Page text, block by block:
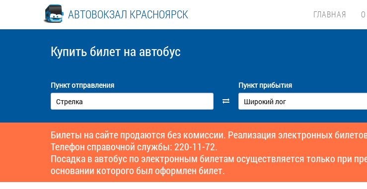
АВТОВОКЗАЛ КРАСНОЯРСК ГЛАВНАЯ
Купить билет на автобус
Пункт отправления Пункт прибытия
Билеты на сайте продаются без комиссии. Реализация электронных
Телефон справочной службы: 220-11-72.
Посадка в автобус по электронным билетам осуществляется только при
основании которого был оформлен билет.